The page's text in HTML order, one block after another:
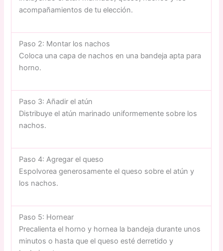
acompañamientos de tu elección.
Paso 2: Montar los nachos
Coloca una capa de nachos en una bandeja apta para
horno.
Paso 3: Añadir el atún
Distribuye el atún marinado uniformemente sobre los
nachos.
Paso 4: Agregar el queso
Espolvorea generosamente el queso sobre el atún y
los nachos.
Paso 5: Hornear
Precalienta el horno y hornea la bandeja durante unos
minutos o hasta que el queso esté derretido y